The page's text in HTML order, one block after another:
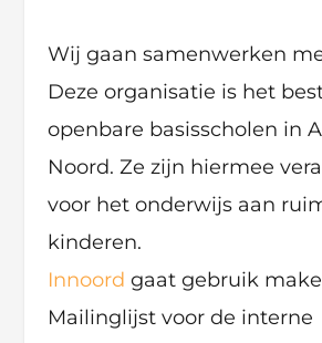
Wij gaan samenwerken
Deze organisatie is het
openbare basisscholen in
Noord. Ze zijn hiermee
voor het onderwijs aan
kinderen.
Innoord gaat gebruik
Mailinglijst voor de interne